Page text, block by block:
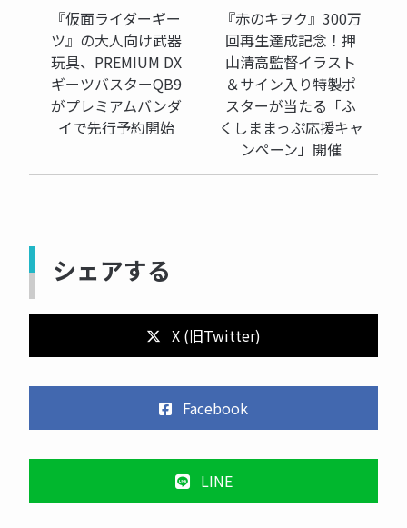
『仮面ライダーギー
ツ』の大人向け武器
玩具、PREMIUM DX
ギーツバスターQB9
がプレミアムバンダ
イで先行予約開始
『赤のキヲク』300万
回再生達成記念！押
山清高監督イラスト
＆サイン入り特製ポ
スターが当たる「ふ
くしままっぷ応援キャ
ンペーン」開催
シェアする
X (旧Twitter)
Facebook
LINE